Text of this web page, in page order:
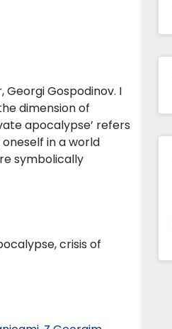
Gospodinov. I
dimension of
apocalypse’ refers
in a world
symbolically
crisis of